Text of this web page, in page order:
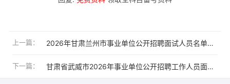
上一篇： 2026年甘肃兰州市事业单位公开招聘面试人员名单及相关事宜的公告
下一篇： 甘肃省武威市2026年事业单位公开招聘工作人员面试公告